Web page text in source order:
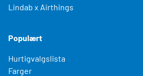
Lindab x Airthings
Populært
Hurtigvalgslista
Farger